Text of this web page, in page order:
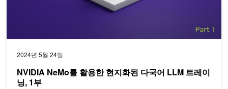
2024년 5월 24일
NVIDIA NeMo를 활용한 현지화된 다국어 LLM 트레이
닝, 1부